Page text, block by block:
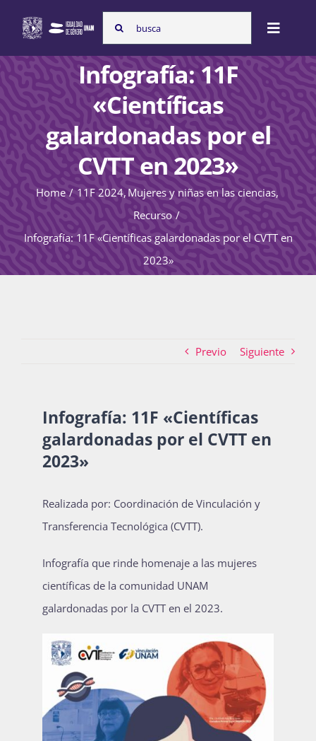
content
Search
for:
Toggle
Inicio
Nosotras
Programas
Atención de la violencia de género
La Boletina
Publicaciones
Bienvenida generación 2027-1
Infografía: 11F
«Científicas
galardonadas por el
CVTT en 2023»
Home 11F 2024 Mujeres y niñas en las ciencias
Recurso
Infografía: 11F «Científicas galardonadas por el CVTT en
2023»
Previo Siguiente
Infografía: 11F «Científicas
galardonadas por el CVTT en
2023»
Realizada por: Coordinación de Vinculación y
Transferencia Tecnológica (CVTT).
Infografía que rinde homenaje a las mujeres
científicas de la comunidad UNAM
galardonadas por la CVTT en el 2023.